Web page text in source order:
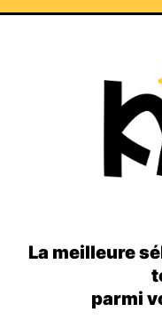
La meilleure
parmi